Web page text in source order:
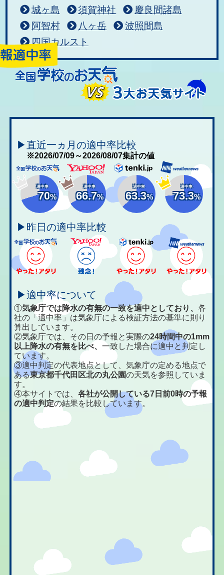
城ヶ島
須賀神社
慶良間諸島
阿智村
八ヶ岳
波照間島
四国カルスト
▶直近一ヵ月の適中率比較
※2026/07/09～2026/08/07集計の値
適中率
70%
適中率
66.7%
適中率
63.3%
適中率
73.3%
▶昨日の適中率比較
▶適中率について
①気象庁では降水の有無の一致を適中としており、各
社の「適中率」は気象庁による検証方法の基準に則り
算出しています。
②気象庁では、その日の予報と実際の24時間中の1mm
以上降水の有無を比べ、一致した場合に適中と判定し
ています。
③適中判定の代表地点として、気象庁の定める地点で
ある東京都千代田区北の丸公園の天気を参照していま
す。
④本サイトでは、各社が公開している7日前0時の予報
の適中判定の結果を比較しています。